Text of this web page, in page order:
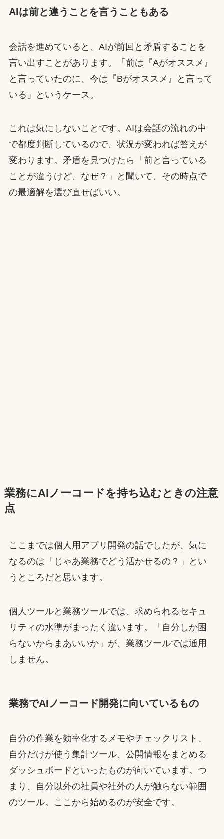
AIは前と違うことを言うこともある
会話を進めていると、AIが前回と矛盾することを
言い出すことがあります。「前は『Aがオススメ』
と言っていたのに、今は『Bがオススメ』と言って
いる」というケース。
これは気にしないことです。AIは会話の流れの中
で都度判断しているので、状況が変われば答えが
変わります。矛盾を見つけたら「前と言っている
ことが違うけど、なぜ？」と聞いて、その時点で
の最適解を選び直せばいい。
業務にAIノーコードを持ち込むときの注意
点
ここまでは個人用アプリ開発の話でしたが、気に
なるのは「じゃあ業務でどう活かせるの？」とい
うところだと思います。
個人ツールと業務ツールでは、求められるセキュ
リティの水準がまったく違います。「自分しか困
らないからまあいいか」が、業務ツールでは通用
しません。
業務でAIノーコード開発に向いているもの
自分の作業を効率化するメモやチェックリスト、
自分だけが使う集計ツール、公開情報をまとめる
ダッシュボードといったものが向いています。つ
まり、自分以外の社員や社外の人が触らない範囲
のツール。ここから始めるのが安全です。